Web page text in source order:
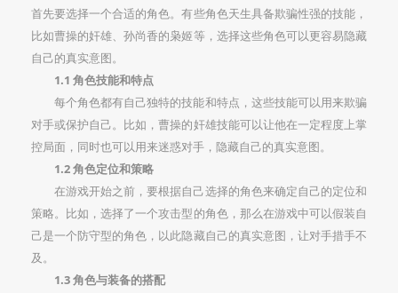
首先要选择一个合适的角色。有些角色天生具备欺骗性强的技能，
比如曹操的奸雄、孙尚香的枭姬等，选择这些角色可以更容易隐藏
自己的真实意图。
1.1 角色技能和特点
每个角色都有自己独特的技能和特点，这些技能可以用来欺骗
对手或保护自己。比如，曹操的奸雄技能可以让他在一定程度上掌
控局面，同时也可以用来迷惑对手，隐藏自己的真实意图。
1.2 角色定位和策略
在游戏开始之前，要根据自己选择的角色来确定自己的定位和
策略。比如，选择了一个攻击型的角色，那么在游戏中可以假装自
己是一个防守型的角色，以此隐藏自己的真实意图，让对手措手不
及。
1.3 角色与装备的搭配